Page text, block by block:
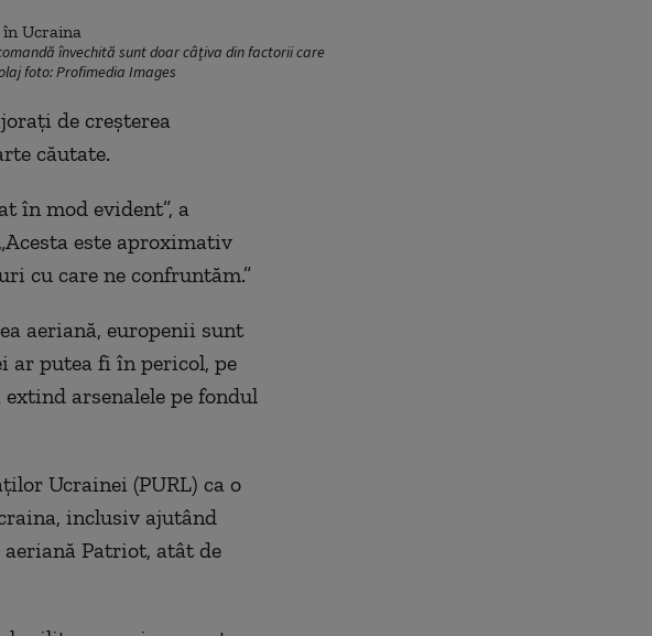
învechită sunt doar câțiva din factorii care
foto: Profimedia Images
de creșterea
căutate.
în mod evident”, a
este aproximativ
cu care ne confruntăm.”
aeriană, europenii sunt
ar putea fi în pericol, pe
arsenalele pe fondul
Ucrainei (PURL) ca o
inclusiv ajutând
Patriot, atât de